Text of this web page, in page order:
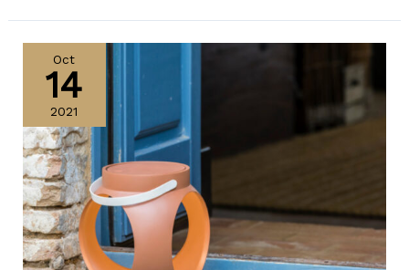
Oct
14
2021
Confetti
de
Faro,
diseño
con
valores